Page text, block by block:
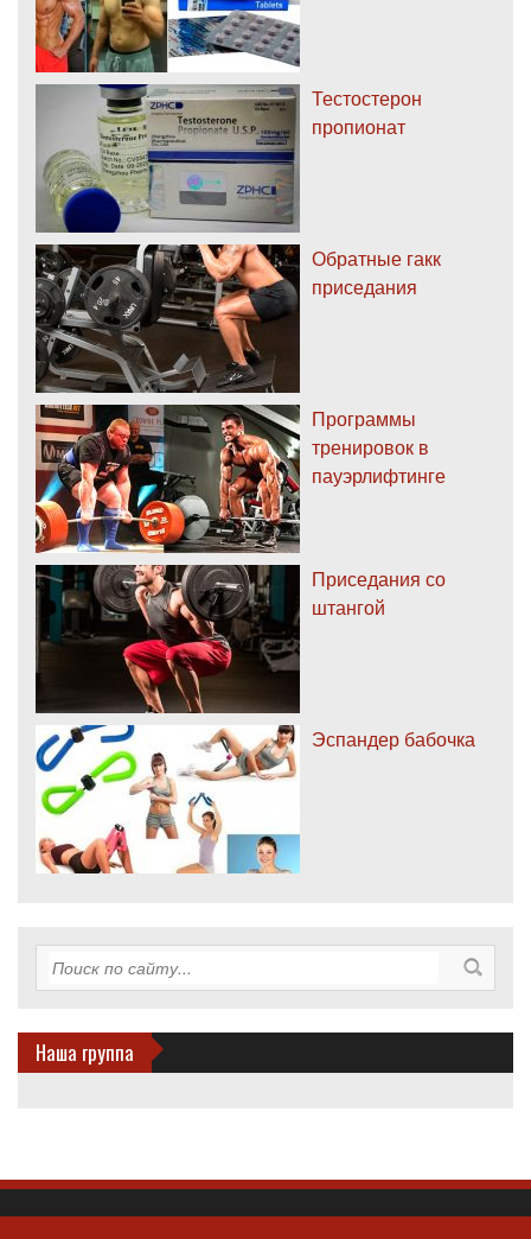
Тестостерон
пропионат
Обратные гакк
приседания
Программы
тренировок в
пауэрлифтинге
Приседания со
штангой
Эспандер бабочка
Наша группа